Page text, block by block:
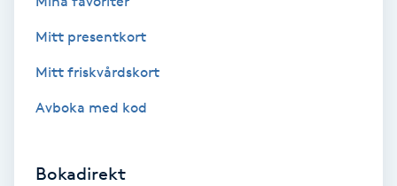
Veterinär
Vinyasa Yoga
Mitt presentkort
Mitt friskvårdskort
Avboka med kod
Bokadirekt